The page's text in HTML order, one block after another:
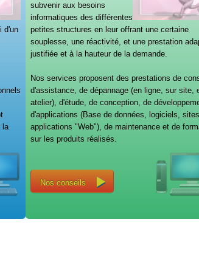
d'un
la
subvenir aux besoins
informatiques des différentes
petites structures en leur offrant une certaine
souplesse, une réactivité, et une prestation
justifiée et à la hauteur de la demande.
Nos services proposent des prestations de
d'assistance, de dépannage (en ligne, sur site,
atelier), d'étude, de conception, de
d'applications (Base de données, logiciels,
applications "Web"), de maintenance et de
sur les produits réalisés.
Nos conseils